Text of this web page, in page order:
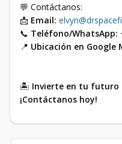
💬 Contáctanos:
📩 Email:
📞 Teléfono/WhatsApp:
📍 Ubicación en Google
🏝️ Invierte en tu futuro
¡Contáctanos hoy!